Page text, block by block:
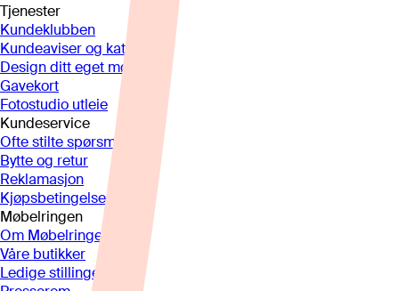
Tjenester
Kundeklubben
Kundeaviser og kataloger
Design ditt eget møbel
Gavekort
Fotostudio utleie
Kundeservice
Ofte stilte spørsmål
Bytte og retur
Reklamasjon
Kjøpsbetingelser
Møbelringen
Om Møbelringen
Våre butikker
Ledige stillinger